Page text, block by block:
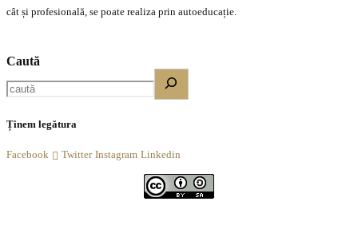
cât și profesională, se poate realiza prin autoeducație.
Caută
Ținem legătura
Facebook Twitter Instagram Linkedin